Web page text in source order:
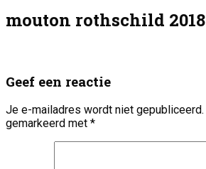
mouton rothschild 2018
Geef een reactie
Je e-mailadres wordt niet gepubliceerd.
gemarkeerd met *